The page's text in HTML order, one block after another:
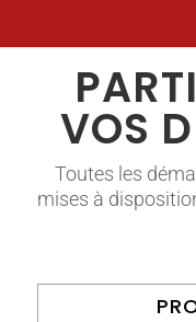
VOS
Toutes les
mises à